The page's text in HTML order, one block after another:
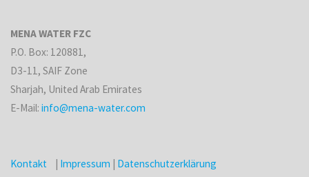
MENA WATER FZC
P.O. Box: 120881,
D3-11, SAIF Zone
Sharjah, United Arab Emirates
E-Mail:info@mena-water.com
Kontakt | Impressum | Datenschutzerklärung